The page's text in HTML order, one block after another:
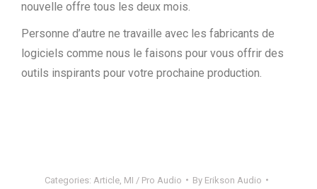
nouvelle offre tous les deux mois.
Personne d’autre ne travaille avec les fabricants de
logiciels comme nous le faisons pour vous offrir des
outils inspirants pour votre prochaine production.
Categories: Article MI / Pro Audio By Erikson Audio